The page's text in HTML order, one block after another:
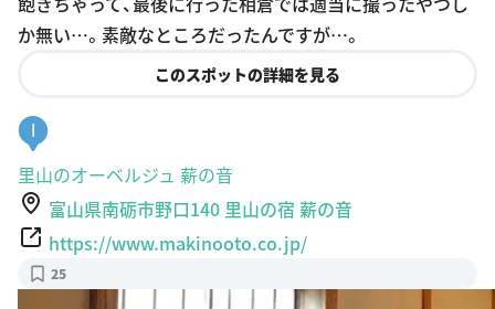
か無い…。素敵なところだったんですが…。
このスポットの詳細を見る
I
里山のオーベルジュ 薪の音
富山県南砺市野口140 里山の宿 薪の音
https://www.makinooto.co.jp/
25